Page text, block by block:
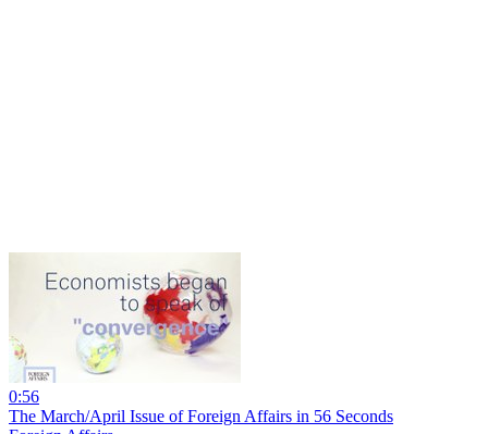
0:56
The March/April Issue of Foreign Affairs in 56 Seconds